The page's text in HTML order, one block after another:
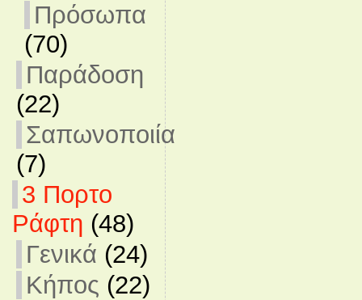
Πρόσωπα
(70)
Παράδοση
(22)
Σαπωνοποιία
(7)
3 Πορτο
Ράφτη (48)
Γενικά (24)
Κήπος (22)